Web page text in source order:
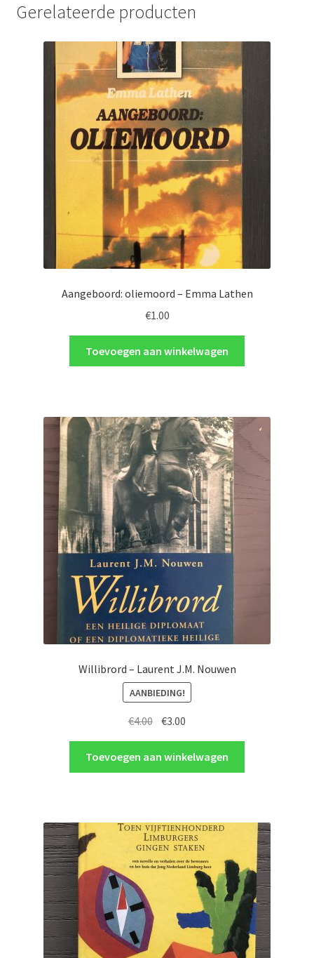
Gerelateerde producten
Aangeboord: oliemoord – Emma Lathen
€1.00
Toevoegen aan winkelwagen
Willibrord – Laurent J.M. Nouwen
AANBIEDING!
€4.00 Oorspronkelijke
prijs
was:
€4.00.
€3.00
prijs
is:
€3.00.
Toevoegen aan winkelwagen